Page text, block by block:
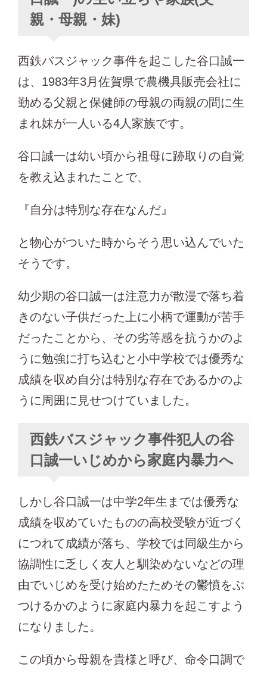
親・母親・妹)
西鉄バスジャック事件を起こした谷口誠一
は、1983年3月佐賀県で農機具販売会社に
勤める父親と保健師の母親の両親の間に生
まれ妹が一人いる4人家族です。
谷口誠一は幼い頃から祖母に跡取りの自覚
を教え込まれたことで、
『自分は特別な存在なんだ』
と物心がついた時からそう思い込んでいた
そうです。
幼少期の谷口誠一は注意力が散漫で落ち着
きのない子供だった上に小柄で運動が苦手
だったことから、その劣等感を抗うかのよ
うに勉強に打ち込むと小中学校では優秀な
成績を収め自分は特別な存在であるかのよ
うに周囲に見せつけていました。
西鉄バスジャック事件犯人の谷
口誠一いじめから家庭内暴力へ
しかし谷口誠一は中学2年生までは優秀な
成績を収めていたものの高校受験が近づく
につれて成績が落ち、学校では同級生から
協調性に乏しく友人と馴染めないなどの理
由でいじめを受け始めたためその鬱憤をぶ
つけるかのように家庭内暴力を起こすよう
になりました。
この頃から母親を貴様と呼び、命令口調で